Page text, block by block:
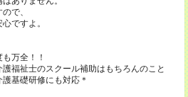
で、
ですよ。
万全！！
福祉士のスクール補助はもちろんのこと
基礎研修にも対応＊